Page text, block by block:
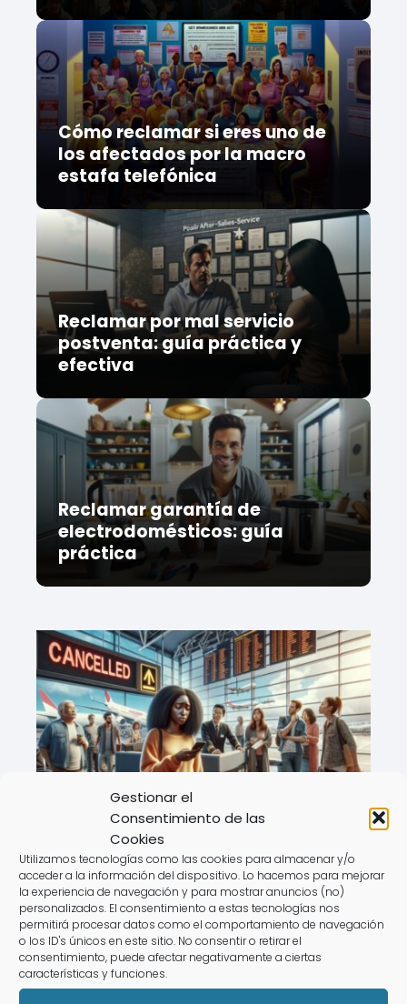
Gestionar el
Consentimiento de las
Cookies
Utilizamos tecnologías como las cookies para almacenar y/o
acceder a la información del dispositivo. Lo hacemos para mejorar
la experiencia de navegación y para mostrar anuncios (no)
personalizados. El consentimiento a estas tecnologías nos
permitirá procesar datos como el comportamiento de navegación
o los ID's únicos en este sitio. No consentir o retirar el
consentimiento, puede afectar negativamente a ciertas
características y funciones.
Cómo reclamar si eres uno de
los afectados por la macro
estafa telefónica
Reclamar por mal servicio
postventa: guía práctica y
efectiva
Reclamar garantía de
electrodomésticos: guía
práctica
Reclamación por vuelo cancelado:
guía completa
La reclamación por vuelo cancelado es
un proceso que puede resultar